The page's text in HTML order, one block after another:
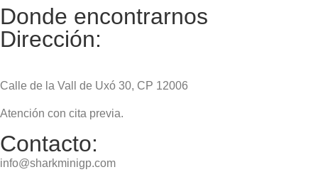
Donde encontrarnos
Dirección:
Calle de la Vall de Uxó 30, CP 12006
Atención con cita previa.
Contacto:
info@sharkminigp.com